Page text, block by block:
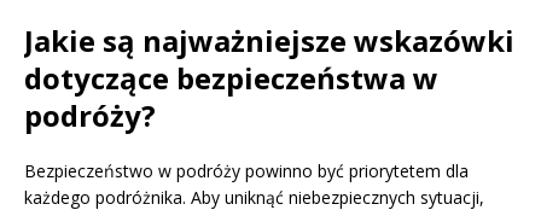
Jakie są najważniejsze wskazówki
dotyczące bezpieczeństwa w
podróży?
Bezpieczeństwo w podróży powinno być priorytetem dla
każdego podróżnika. Aby uniknąć niebezpiecznych sytuacji,